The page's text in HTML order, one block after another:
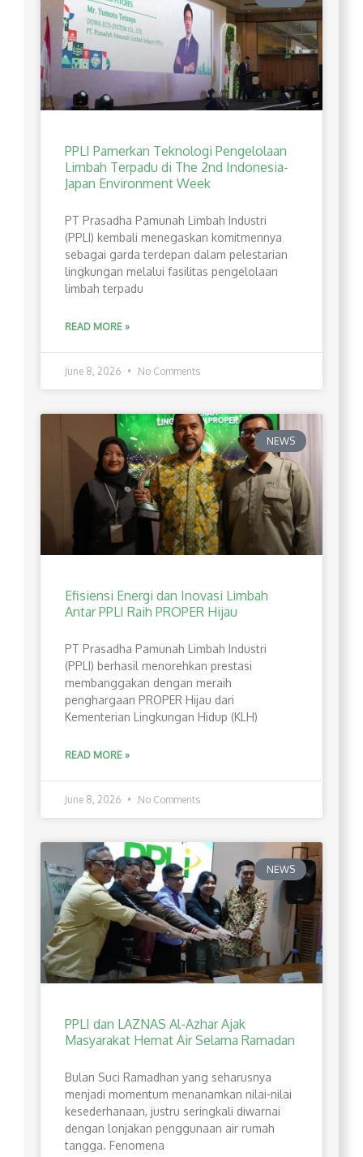
PPLI Pamerkan Teknologi Pengelolaan
Limbah Terpadu di The 2nd Indonesia-
Japan Environment Week
PT Prasadha Pamunah Limbah Industri
(PPLI) kembali menegaskan komitmennya
sebagai garda terdepan dalam pelestarian
lingkungan melalui fasilitas pengelolaan
limbah terpadu
READ MORE »
June 8, 2026 No Comments
NEWS
Efisiensi Energi dan Inovasi Limbah
Antar PPLI Raih PROPER Hijau
PT Prasadha Pamunah Limbah Industri
(PPLI) berhasil menorehkan prestasi
membanggakan dengan meraih
penghargaan PROPER Hijau dari
Kementerian Lingkungan Hidup (KLH)
READ MORE »
June 8, 2026 No Comments
NEWS
PPLI dan LAZNAS Al-Azhar Ajak
Masyarakat Hemat Air Selama Ramadan
Bulan Suci Ramadhan yang seharusnya
menjadi momentum menanamkan nilai-nilai
kesederhanaan, justru seringkali diwarnai
dengan lonjakan penggunaan air rumah
tangga. Fenomena